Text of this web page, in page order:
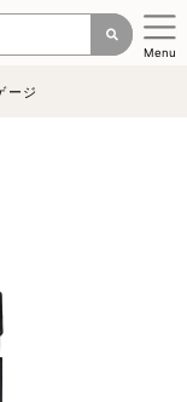
Menu
ージ